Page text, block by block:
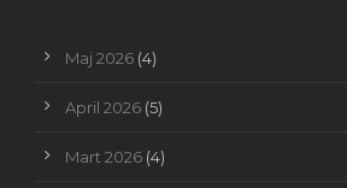
Maj 2026 (4)
April 2026 (5)
Mart 2026 (4)